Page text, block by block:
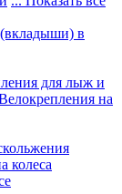
в
для лыж и
на
колеса